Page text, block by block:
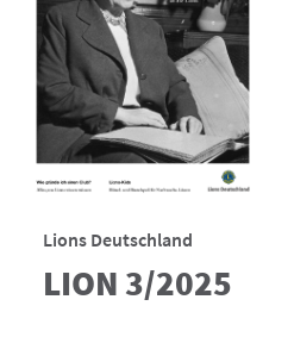
Lions Deutschland
LION 3/2025